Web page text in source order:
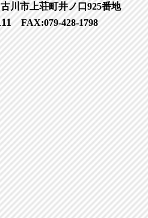
川市上荘町井ノ口925番地
FAX:079-428-1798